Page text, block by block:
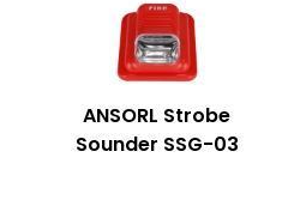
ANSORL Strobe
Sounder SSG-03